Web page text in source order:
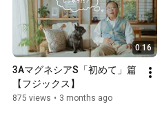
0:16
3AマグネシアS「初めて」篇
【フジックス】
875 views • 3 months ago